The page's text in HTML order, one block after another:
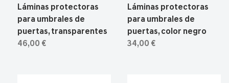
Láminas protectoras
para umbrales de
puertas, transparentes
46,00 €
Láminas protectoras
para umbrales de
puertas, color negro
34,00 €